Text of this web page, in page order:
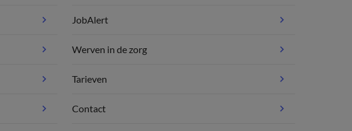
JobAlert
Werven in de zorg
Tarieven
Contact